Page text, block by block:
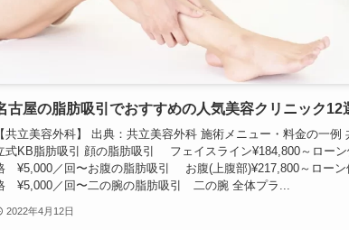
古屋の脂肪吸引でおすすめの人気美容クリニック12
【共立美容外科】 出典：共立美容外科 施術メニュー・料金の一例
式KB脂肪吸引 顔の脂肪吸引 フェイスライン¥184,800～ローン
¥5,000／回〜お腹の脂肪吸引 お腹(上腹部)¥217,800～ローン
¥5,000／回〜二の腕の脂肪吸引 二の腕 全体プラ...
2022年4月12日